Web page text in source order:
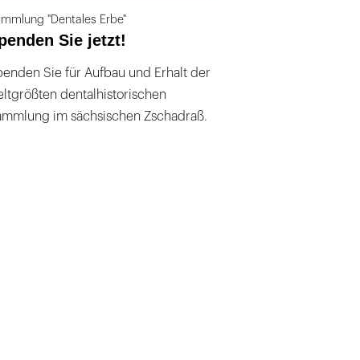
"Dentales Erbe"
Sie jetzt!
Sie für Aufbau und Erhalt der
dentalhistorischen
im sächsischen Zschadraß.